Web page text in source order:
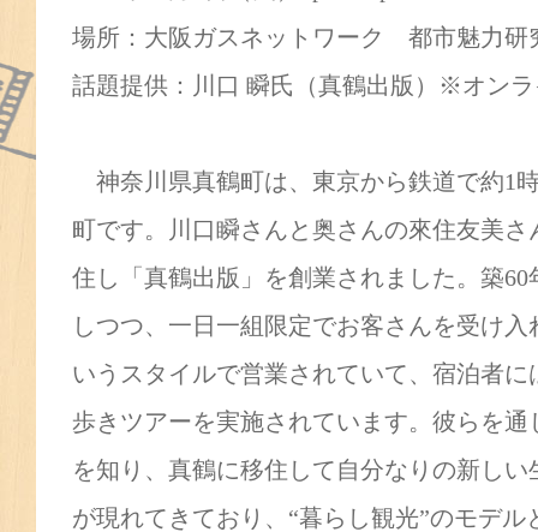
場所：大阪ガスネットワーク 都市魅力
話題提供：川口 瞬氏（真鶴出版）※オン
神奈川県真鶴町は、東京から鉄道で約1
町です。川口瞬さんと奥さんの來住友美さ
住し「真鶴出版」を創業されました。築
しつつ、一日一組限定でお客さんを受け入
いうスタイルで営業されていて、宿泊者
歩きツアーを実施されています。彼らを
を知り、真鶴に移住して自分なりの新し
が現れてきており、“暮らし観光”のモデ